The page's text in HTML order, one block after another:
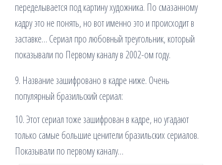
переделывается под картину художника. По смазанному
кадру это не понять, но вот именно это и происходит в
заставке… Сериал про любовный треугольник, который
показывали по Первому каналу в 2002-ом году.
9. Название зашифровано в кадре ниже. Очень
популярный бразильский сериал:
10. Этот сериал тоже зашифрован в кадре, но угадают
только самые большие ценители бразильских сериалов.
Показывали по первому каналу…